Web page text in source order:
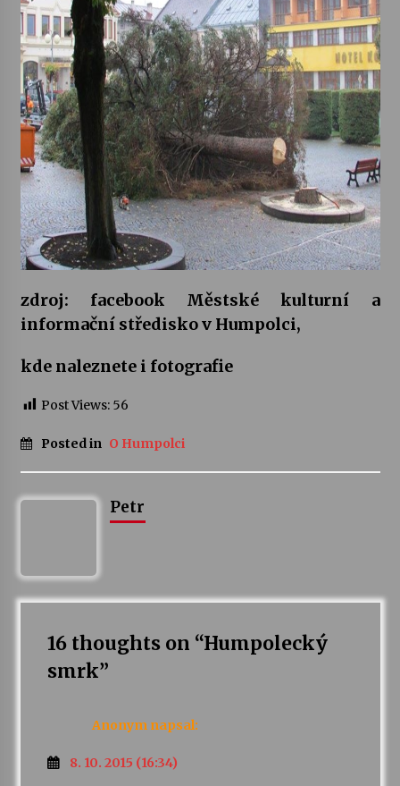
Letní koncerty ve Stromovce: Rufus Miller
22. 7. 2026
Vysočinka
17. 7. 2026
Ozvěny prázdnin
14. 7. 2026
Za kulturou kousek za Humpolec. V Želivě ožije
13. 7. 2026
3. 7. 2026
zdroj: facebook Městské kulturní a
informační středisko v Humpolci,
kde naleznete i fotografie
Post Views: 56
Posted in O Humpolci
Petr
16 thoughts on “Humpolecký
smrk”
Anonym napsal:
8. 10. 2015 (16:34)